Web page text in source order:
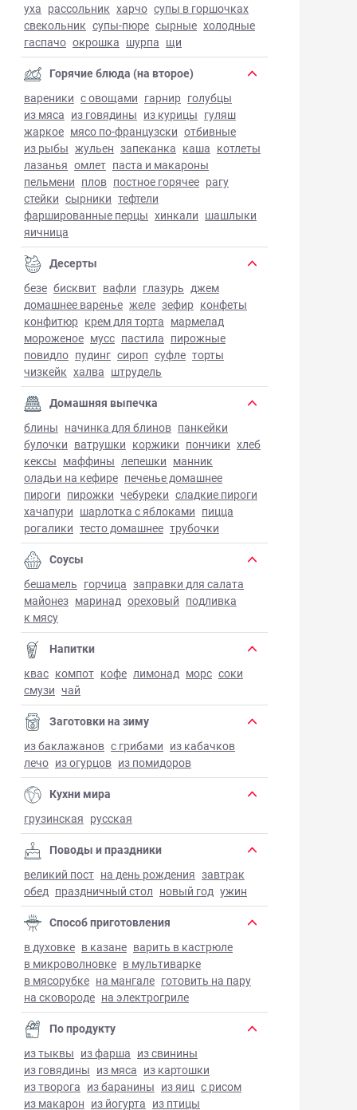
уха рассольник харчо супы в горшочках
свекольник супы-пюре сырные холодные
гаспачо окрошка шурпа щи
Горячие блюда (на второе)
вареники с овощами гарнир голубцы
из мяса из говядины из курицы гуляш
жаркое мясо по-французски отбивные
из рыбы жульен запеканка каша котлеты
лазанья омлет паста и макароны
пельмени плов постное горячее рагу
стейки сырники тефтели
фаршированные перцы хинкали шашлыки
яичница
Десерты
безе бисквит вафли глазурь джем
домашнее варенье желе зефир конфеты
конфитюр крем для торта мармелад
мороженое мусс пастила пирожные
повидло пудинг сироп суфле торты
чизкейк халва штрудель
Домашняя выпечка
блины начинка для блинов панкейки
булочки ватрушки коржики пончики хлеб
кексы маффины лепешки манник
оладьи на кефире печенье домашнее
пироги пирожки чебуреки сладкие пироги
хачапури шарлотка с яблоками пицца
рогалики тесто домашнее трубочки
Соусы
бешамель горчица заправки для салата
майонез маринад ореховый подливка
к мясу
Напитки
квас компот кофе лимонад морс соки
смузи чай
Заготовки на зиму
из баклажанов с грибами из кабачков
лечо из огурцов из помидоров
Кухни мира
грузинская русская
Поводы и праздники
великий пост на день рождения завтрак
обед праздничный стол новый год ужин
Способ приготовления
в духовке в казане варить в кастрюле
в микроволновке в мультиварке
в мясорубке на мангале готовить на пару
на сковороде на электрогриле
По продукту
из тыквы из фарша из свинины
из говядины из мяса из картошки
из творога из баранины из яиц с рисом
из макарон из йогурта из птицы